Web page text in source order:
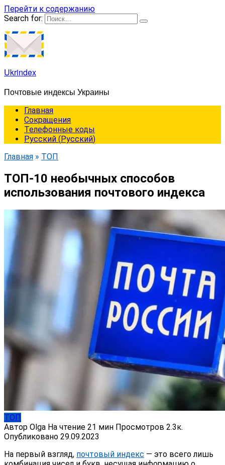
Перейти к содержанию
Search for:
Ukrindex
Почтовые индексы Украины
Главная
Сокращения
Телефонные коды
Русский (Русский)
Главная » ТОП
ТОП-10 необычных способов
использования почтового индекса
ТОП
Автор Olga На чтение 21 мин Просмотров 2.3к.
Опубликовано 29.09.2023
На первый взгляд, почтовый индекс — это всего лишь